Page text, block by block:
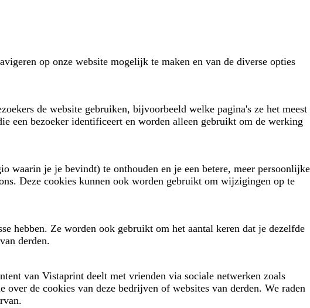
op onze website mogelijk te maken en van de diverse opties
de website gebruiken, bijvoorbeeld welke pagina's ze het meest
een bezoeker identificeert en worden alleen gebruikt om de werking
waarin je je bevindt) te onthouden en je een betere, meer persoonlijke
Deze cookies kunnen ook worden gebruikt om wijzigingen op te
hebben. Ze worden ook gebruikt om het aantal keren dat je dezelfde
derden.
van Vistaprint deelt met vrienden via sociale netwerken zoals
de cookies van deze bedrijven of websites van derden. We raden